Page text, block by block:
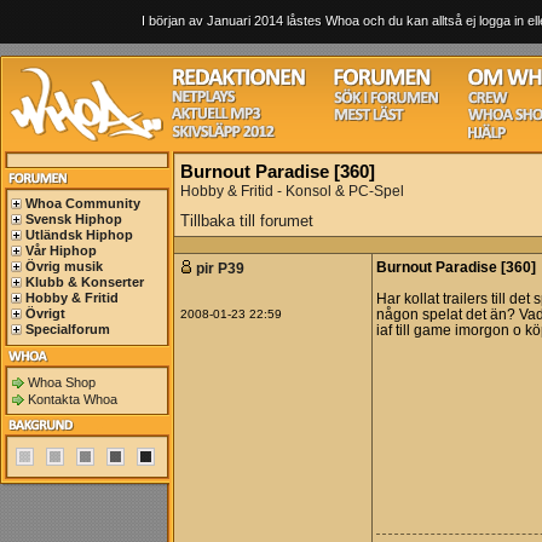
I början av Januari 2014 låstes Whoa och du kan alltså ej logga in
Whoa Community
Svensk Hiphop
Utländsk Hiphop
Vår Hiphop
Övrig musik
Klubb & Konserter
Hobby & Fritid
Övrigt
Specialforum
Whoa Shop
Kontakta Whoa
Burnout Paradise [360]
Hobby & Fritid - Konsol & PC-Spel
Tillbaka till forumet
pir P39
2008-01-23 22:59
Burnout Paradise [360]
Har kollat trailers till det
någon spelat det än?
iaf till game imorgon o